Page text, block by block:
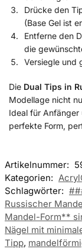
Drücke den
(Base Gel ist
Entferne den
die
Versiegle und
Die Dual Tips in
Modellage nicht
Ideal für Anfänger
perfekte Form,
Artikelnummer:
Kategorien:
Schlagwörter:
Russischer
Mandel-Form**
Nägel mit
Tipp,